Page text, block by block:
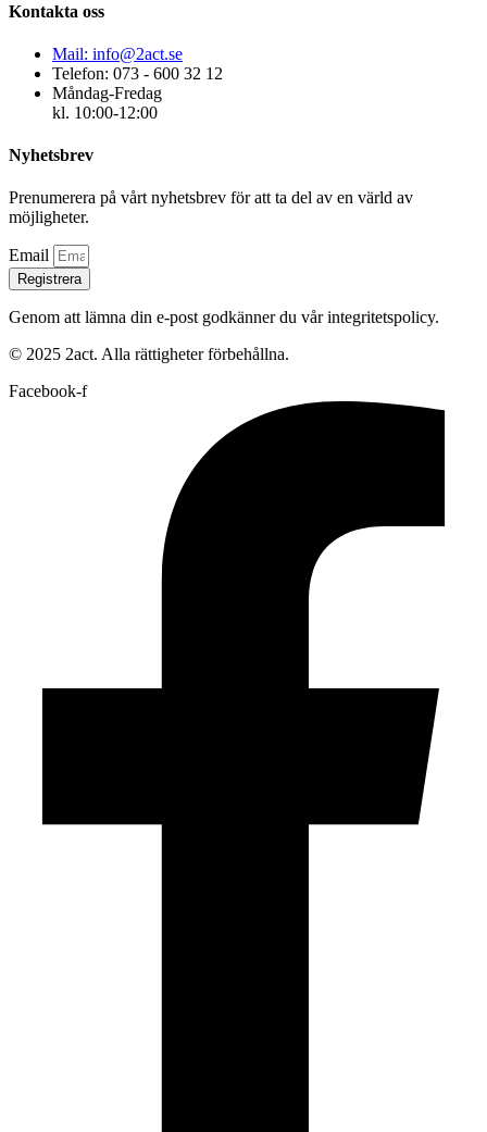
Kontakta oss
Mail: info@2act.se
Telefon: 073 - 600 32 12
Måndag-Fredag
kl. 10:00-12:00
Nyhetsbrev
Prenumerera på vårt nyhetsbrev för att ta del av en värld av
möjligheter.
Email
Registrera
Genom att lämna din e-post godkänner du vår integritetspolicy.
© 2025 2act. Alla rättigheter förbehållna.
Facebook-f